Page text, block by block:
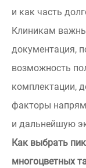
и как часть
Клиникам важны
документация,
возможность
комплектации,
факторы
и дальнейшую
Как выбрать
многоцветных